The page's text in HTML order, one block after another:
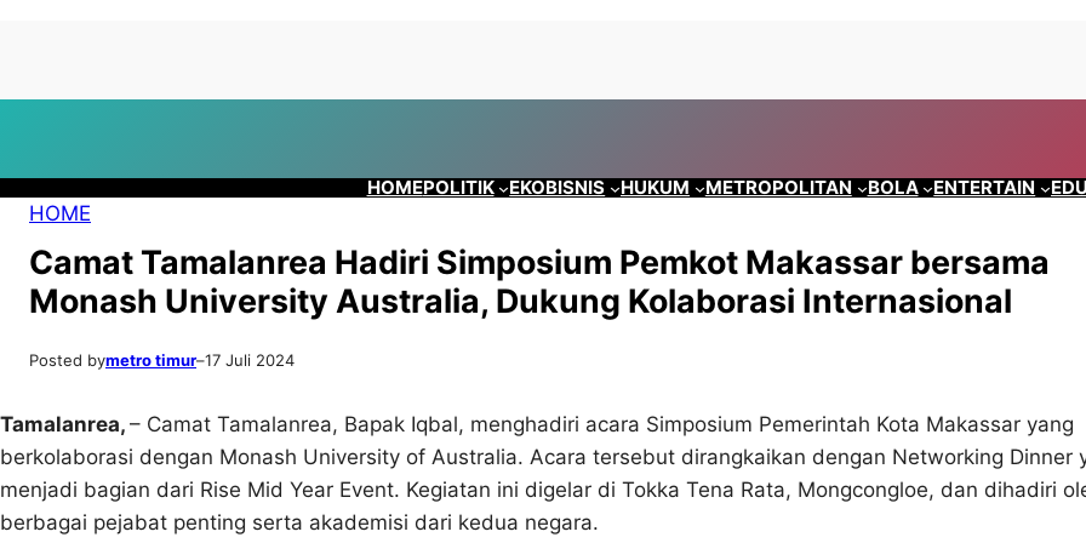
konten
content
HOMEPOLITIK EKOBISNIS HUKUM METROPOLITAN BOLA ENTERTAIN
HOME
Camat Tamalanrea Hadiri Simposium Pemkot Makassar bersama
Monash University Australia, Dukung Kolaborasi Internasional
Posted bymetro timur–17 Juli 2024
Tamalanrea, – Camat Tamalanrea, Bapak Iqbal, menghadiri acara Simposium Pemerintah Kota Makassar yang
berkolaborasi dengan Monash University of Australia. Acara tersebut dirangkaikan dengan Networking Dinner
menjadi bagian dari Rise Mid Year Event. Kegiatan ini digelar di Tokka Tena Rata, Mongcongloe, dan dihadiri
berbagai pejabat penting serta akademisi dari kedua negara.